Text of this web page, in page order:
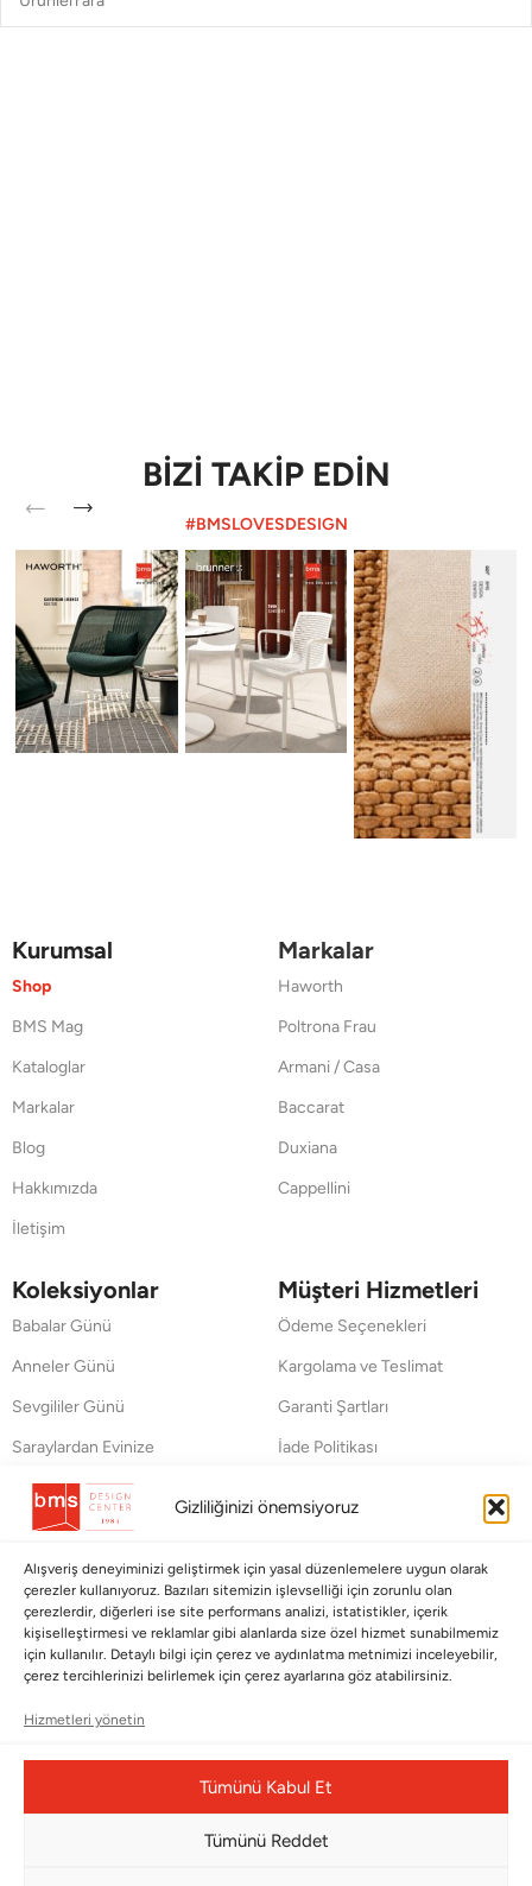
Gizliliğinizi önemsiyoruz
Alışveriş deneyiminizi geliştirmek için yasal düzenlemelere uygun olarak
çerezler kullanıyoruz. Bazıları sitemizin işlevselliği için zorunlu olan
çerezlerdir, diğerleri ise site performans analizi, istatistikler, içerik
kişiselleştirmesi ve reklamlar gibi alanlarda size özel hizmet sunabilmemiz
için kullanılır. Detaylı bilgi için çerez ve aydınlatma metnimizi inceleyebilir,
çerez tercihlerinizi belirlemek için çerez ayarlarına göz atabilirsiniz.
Hizmetleri yönetin
Tümünü Kabul Et
Tümünü Reddet
BİZİ TAKİP EDİN
#BMSLOVESDESIGN
Kurumsal
Shop
BMS Mag
Kataloglar
Markalar
Blog
Hakkımızda
İletişim
Markalar
Haworth
Poltrona Frau
Armani / Casa
Baccarat
Duxiana
Cappellini
Koleksiyonlar
Babalar Günü
Anneler Günü
Sevgililer Günü
Saraylardan Evinize
Wedding
Pet Collection
Yılbaşı
Yat
Müşteri Hizmetleri
Ödeme Seçenekleri
Kargolama ve Teslimat
Garanti Şartları
İade Politikası
Mesafeli Satış Sözleşmesi
Ödeme Bildirimi
Hata Bildirim Formu
BÜLTENİMİZE ABONE OLUN